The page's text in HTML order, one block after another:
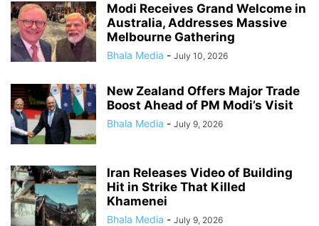
Modi Receives Grand Welcome in
Australia, Addresses Massive
Melbourne Gathering
Bhala Media - July 10, 2026
New Zealand Offers Major Trade
Boost Ahead of PM Modi’s Visit
Bhala Media - July 9, 2026
Iran Releases Video of Building
Hit in Strike That Killed
Khamenei
Bhala Media - July 9, 2026